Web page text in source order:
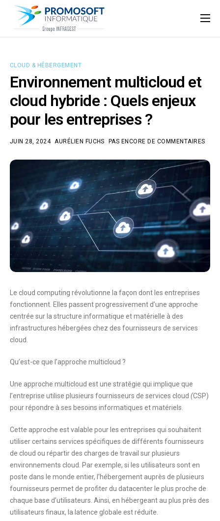
Qui sommes-nous ?
Nos ressources
Support
CLOUD & HÉBERGEMENT
Environnement multicloud et
cloud hybride : Quels enjeux
pour les entreprises ?
JUIN 28, 2024 AURÉLIEN FUCHS PAS ENCORE DE COMMENTAIRES
Le cloud computing révolutionne la façon dont les entreprises
fonctionnent. Elles passent progressivement d’une approche
centrée sur la structure informatique et matérielle à des
infrastructures hébergées chez des fournisseurs de services
cloud.
Qu’est-ce que l’approche multicloud ?
Une approche multicloud est une stratégie qui implique que
l’entreprise utilise plusieurs fournisseurs de services cloud (CSP)
pour répondre à ses besoins informatiques et matériels.
Cette approche est valable pour les entreprises qui souhaitent
utiliser certains services spécifiques de différents fournisseurs
de cloud ou répartir des charges de travail sur plusieurs
environnements cloud. Par exemple, si les utilisateurs sont en
poste dans le monde entier, l’hébergement auprès de plusieurs
fournisseurs permet de profiter du datacenter le plus proche de
chaque base d’utilisateurs. Ainsi, en hébergeant au plus près des
utilisateurs finaux, la latence globale est réduite.